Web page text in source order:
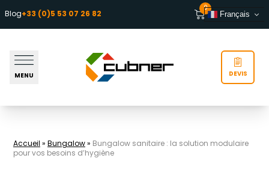
Aller au contenu
Blog+33 (0)5 53 07 26 82
0
Français
MENU DEVIS
Accueil» Bungalow» Bungalow sanitaire : la solution modulaire
pour vos besoins d’hygiène